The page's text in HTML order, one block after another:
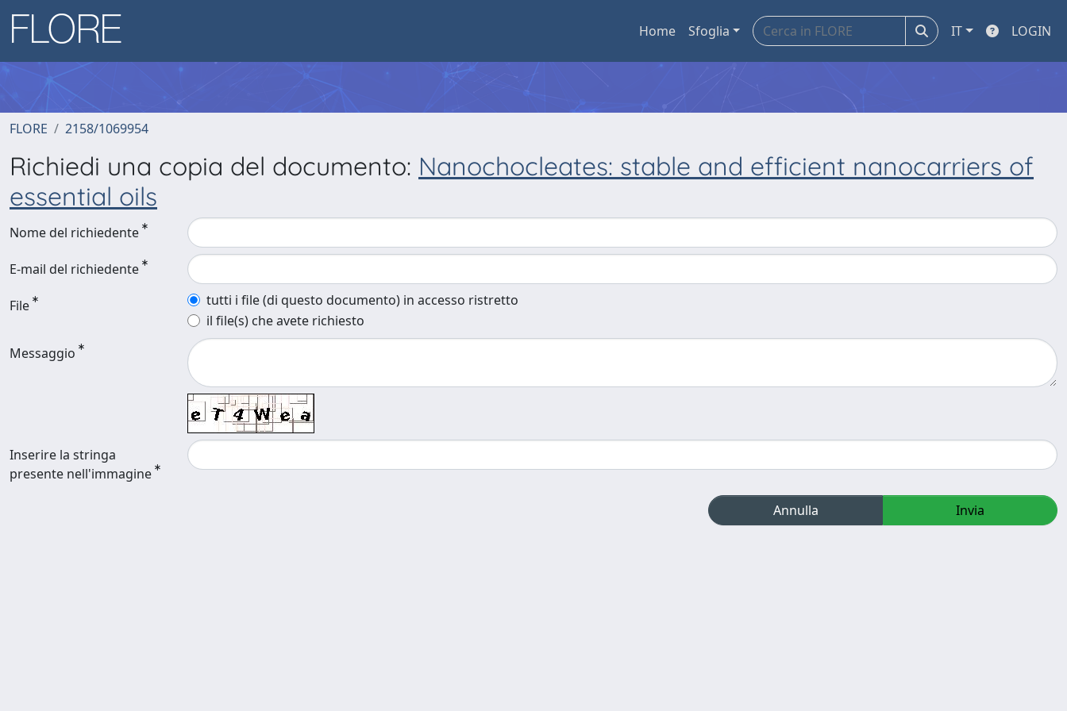
Home Sfoglia IT LOGIN
FLORE 2158/1069954
Richiedi una copia del documento: Nanochocleates: stable and efficient nanocarriers of
essential oils
Nome del richiedente
E-mail del richiedente
File
tutti i file (di questo documento) in accesso ristretto
il file(s) che avete richiesto
Messaggio
Inserire la stringa
presente nell'immagine
Annulla Invia